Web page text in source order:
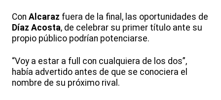
Con Alcaraz fuera de la final, las oportunidades de
Díaz Acosta, de celebrar su primer título ante su
propio público podrían potenciarse.
“Voy a estar a full con cualquiera de los dos”,
había advertido antes de que se conociera el
nombre de su próximo rival.